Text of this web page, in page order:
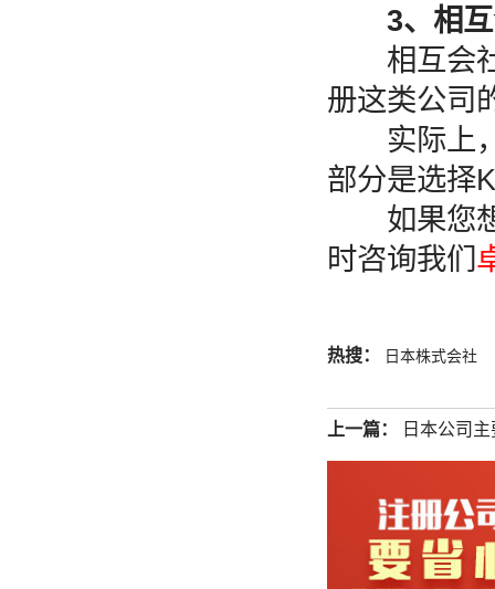
3、相
相互会社
册这类公司
实际上，
部分是选择
如果您想
时咨询我们
热搜： 日本株式会社
上一篇： 日本公司